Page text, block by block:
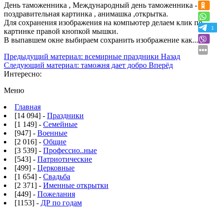
День таможенника , Международный день таможенника -
поздравительная картинка , анимашка ,открытка.
Для сохранения изображения на компьютер делаем клик по
картинке правой кнопкой мышки.
В выпавшем окне выбираем сохранить изображение как...
Предыдущий материал: всемирные праздники Назад
Следующий материал: таможня дает добро Вперёд
Интересно:
Меню
Главная
[14 094] - Праздники
[1 149] - Семейные
[947] - Военные
[2 016] - Общие
[3 539] - Профессио..ные
[543] - Патриотические
[499] - Церковные
[1 654] - Свадьба
[2 371] - Именные открытки
[449] - Пожелания
[1153] - ДР по годам
1